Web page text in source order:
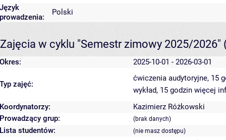
Język
prowadzenia:
Polski
Zajęcia w cyklu "Semestr zimowy 2025/2026"
Okres: 2025-10-01 - 2026-03-01
Typ zajęć:
ćwiczenia audytoryjne, 15
wykład, 15 godzin więcej
Koordynatorzy:
Kazimierz Różkowski
Prowadzący grup:
(brak danych)
Lista studentów: (nie masz dostępu)